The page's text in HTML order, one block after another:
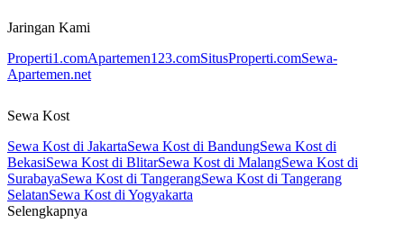
Jaringan Kami
Properti1.comApartemen123.comSitusProperti.comSewa-
Apartemen.net
Sewa Kost
Sewa Kost di JakartaSewa Kost di BandungSewa Kost di
BekasiSewa Kost di BlitarSewa Kost di MalangSewa Kost di
SurabayaSewa Kost di TangerangSewa Kost di Tangerang
SelatanSewa Kost di Yogyakarta
Selengkapnya